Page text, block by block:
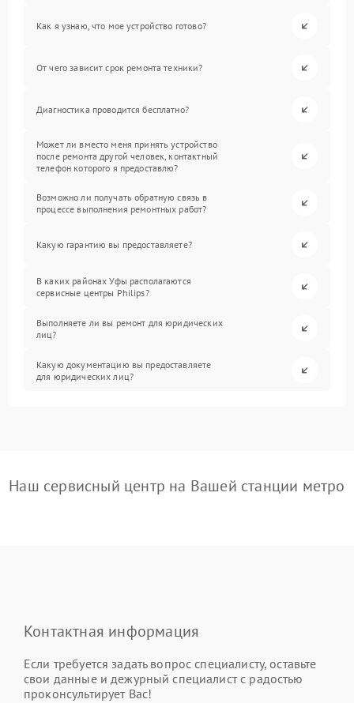
Как я узнаю, что мое устройство готово?
От чего зависит срок ремонта техники?
Диагностика проводится бесплатно?
Может ли вместо меня принять устройство
после ремонта другой человек, контактный
телефон которого я предоставлю?
Возможно ли получать обратную связь в
процессе выполнения ремонтных работ?
Какую гарантию вы предоставляете?
В каких районах Уфы располагаются
сервисные центры Philips?
Выполняете ли вы ремонт для юридических
лиц?
Какую документацию вы предоставляете
для юридических лиц?
Наш сервисный центр на Вашей станции метро
Контактная информация
Если требуется задать вопрос специалисту, оставьте
свои данные и дежурный специалист с радостью
проконсультирует Вас!